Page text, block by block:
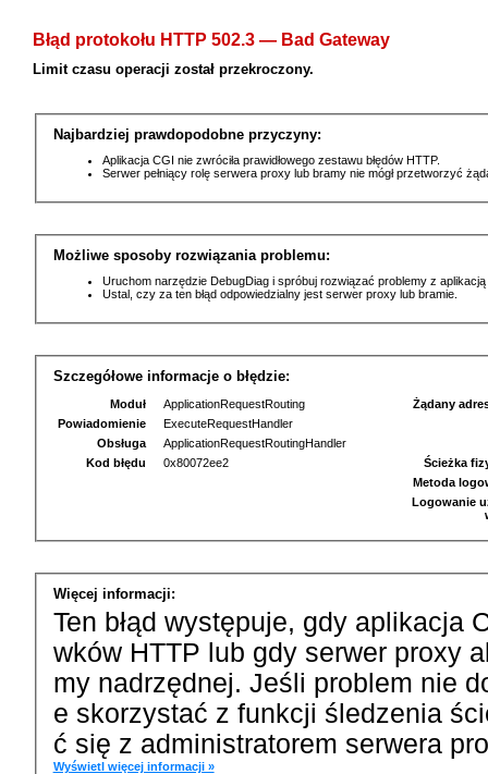
Błąd protokołu HTTP 502.3 — Bad Gateway
Limit czasu operacji został przekroczony.
Najbardziej prawdopodobne przyczyny:
Aplikacja CGI nie zwróciła prawidłowego zestawu błędów HTTP.
Serwer pełniący rolę serwera proxy lub bramy nie mógł przetworzyć
Możliwe sposoby rozwiązania problemu:
Uruchom narzędzie DebugDiag i spróbuj rozwiązać problemy z
Ustal, czy za ten błąd odpowiedzialny jest serwer proxy lub bramie.
Szczegółowe informacje o błędzie:
Moduł
ApplicationRequestRouting
Powiadomienie
ExecuteRequestHandler
Obsługa
ApplicationRequestRoutingHandler
Kod błędu
0x80072ee2
Żądany
Ścieżka
Metoda
Logowanie
Więcej informacji:
Ten błąd występuje, gdy aplikacja
wków HTTP lub gdy serwer proxy
my nadrzędnej. Jeśli problem nie
e skorzystać z funkcji śledzenia
ć się z administratorem serwera
Wyświetl więcej informacji »